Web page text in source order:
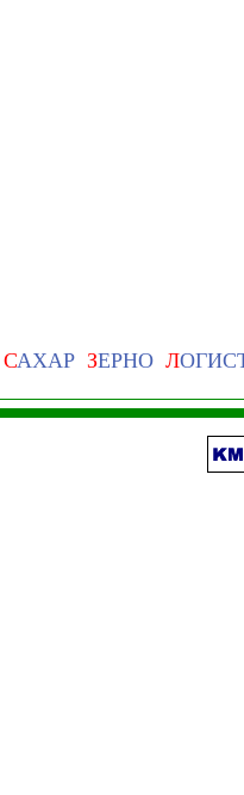
САХАР ЗЕРНО Л